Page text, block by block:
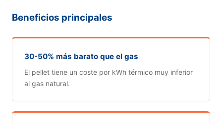
Beneficios principales
30-50% más barato que el gas
El pellet tiene un coste por kWh térmico muy inferior
al gas natural.